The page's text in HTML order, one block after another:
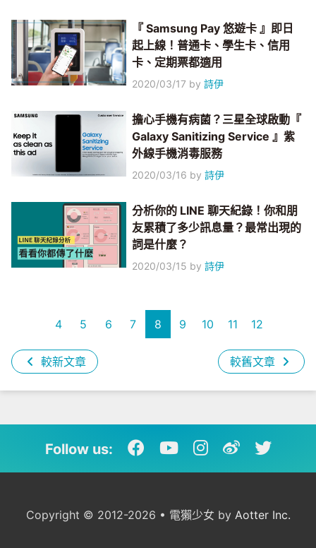
『 Samsung Pay 悠遊卡 』即日
起上線！普通卡、學生卡、信用
卡、定期票都適用
2020/03/17 by詩伊
擔心手機有病菌？三星全球啟動『
Galaxy Sanitizing Service 』紫
外線手機消毒服務
2020/03/16 by詩伊
分析你的 LINE 聊天紀錄！你和朋
友累積了多少訊息量？最常出現的
詞是什麼？
2020/03/15 by詩伊
較新文章
4 5 6 7 8 9 10 11 12
較舊文章
Follow us:
Copyright © 2012-2026 • 電獺少女 by Aotter Inc.